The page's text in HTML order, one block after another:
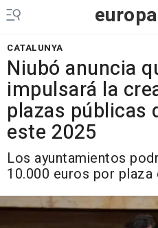
europa
CATALUNYA
Niubó anuncia
impulsará la
plazas públicas
este 2025
Los ayuntamientos
10.000 euros por plaza